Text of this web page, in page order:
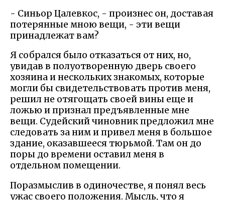
- Синьор Цалевкос, - произнес он, доставая
потерянные мною вещи, - эти вещи
принадлежат вам?
Я собрался было отказаться от них, но,
увидав в полуотворенную дверь своего
хозяина и нескольких знакомых, которые
могли бы свидетельствовать против меня,
решил не отягощать своей вины еще и
ложью и признал предъявленные мне
вещи. Судейский чиновник предложил мне
следовать за ним и привел меня в большое
здание, оказавшееся тюрьмой. Там он до
поры до времени оставил меня в
отдельном помещении.
Поразмыслив в одиночестве, я понял весь
ужас своего положения. Мысль, что я